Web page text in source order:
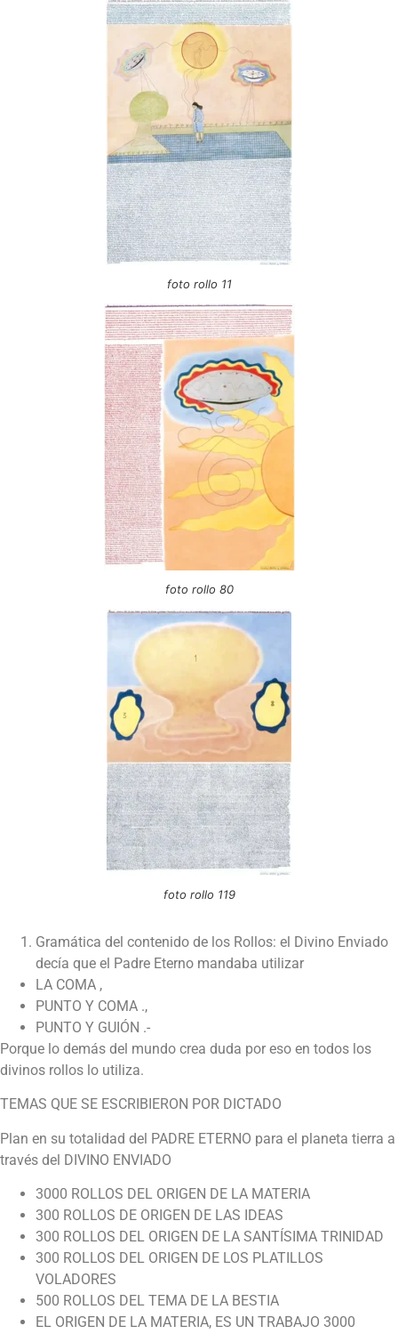
foto rollo 11
foto rollo 80
foto rollo 119
Gramática del contenido de los Rollos: el Divino Enviado
decía que el Padre Eterno mandaba utilizar
LA COMA ,
PUNTO Y COMA .,
PUNTO Y GUIÓN .-
Porque lo demás del mundo crea duda por eso en todos los
divinos rollos lo utiliza.
TEMAS QUE SE ESCRIBIERON POR DICTADO
Plan en su totalidad del PADRE ETERNO para el planeta tierra a
través del DIVINO ENVIADO
3000 ROLLOS DEL ORIGEN DE LA MATERIA
300 ROLLOS DE ORIGEN DE LAS IDEAS
300 ROLLOS DEL ORIGEN DE LA SANTÍSIMA TRINIDAD
300 ROLLOS DEL ORIGEN DE LOS PLATILLOS
VOLADORES
500 ROLLOS DEL TEMA DE LA BESTIA
EL ORIGEN DE LA MATERIA, ES UN TRABAJO 3000